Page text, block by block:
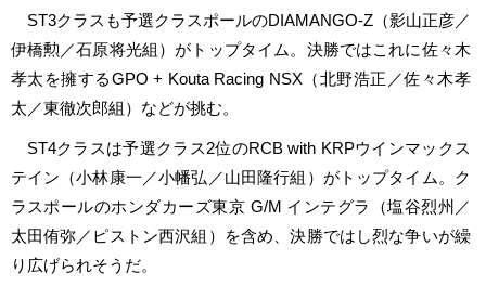
ST3クラスも予選クラスポールのDIAMANGO-Z（影山正彦／
伊橋勲／石原将光組）がトップタイム。決勝ではこれに佐々木
孝太を擁するGPO + Kouta Racing NSX（北野浩正／佐々木孝
太／東徹次郎組）などが挑む。
ST4クラスは予選クラス2位のRCB with KRPウインマックス
テイン（小林康一／小幡弘／山田隆行組）がトップタイム。ク
ラスポールのホンダカーズ東京 G/M インテグラ（塩谷烈州／
太田侑弥／ピストン西沢組）を含め、決勝ではし烈な争いが繰
り広げられそうだ。